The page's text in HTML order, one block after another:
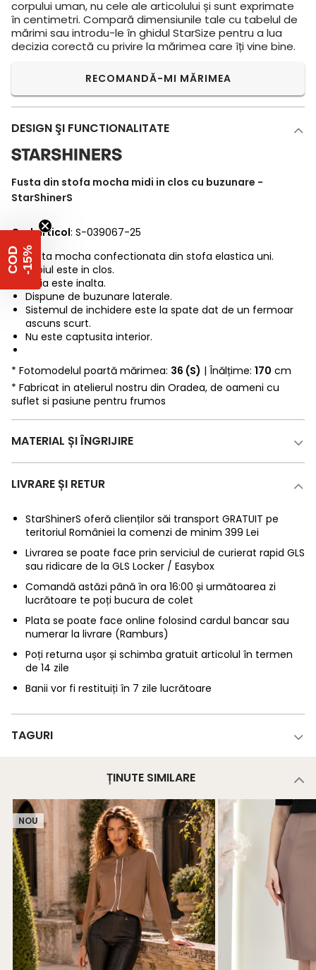
corpului uman, nu cele ale articolului și sunt exprimate
în centimetri. Compară dimensiunile tale cu tabelul de
mărimi sau introdu-le în ghidul StarSize pentru a lua
decizia corectă cu privire la mărimea care îți vine bine.
RECOMANDĂ-MI MĂRIMEA
DESIGN ŞI FUNCTIONALITATE
Fusta din stofa mocha midi in clos cu buzunare -
StarShinerS
Cod articol: S-039067-25
Fusta mocha confectionata din stofa elastica uni.
Croiul este in clos.
Talia este inalta.
Dispune de buzunare laterale.
Sistemul de inchidere este la spate dat de un fermoar
ascuns scurt.
Nu este captusita interior.
* Fotomodelul poartă mărimea: 36 (S) | Înălțime: 170 cm
* Fabricat in atelierul nostru din Oradea, de oameni cu
suflet si pasiune pentru frumos
MATERIAL ȘI ÎNGRIJIRE
LIVRARE ȘI RETUR
StarShinerS oferă clienților săi transport GRATUIT pe
teritoriul României la comenzi de minim 399 Lei
Livrarea se poate face prin serviciul de curierat rapid GLS
sau ridicare de la GLS Locker / Easybox
Comandă astăzi până în ora 16:00 și următoarea zi
lucrătoare te poți bucura de colet
Plata se poate face online folosind cardul bancar sau
numerar la livrare (Ramburs)
Poți returna ușor și schimba gratuit articolul în termen
de 14 zile
Banii vor fi restituiți în 7 zile lucrătoare
TAGURI
ȚINUTE SIMILARE
NOU
C
O
D
-
1
5 %